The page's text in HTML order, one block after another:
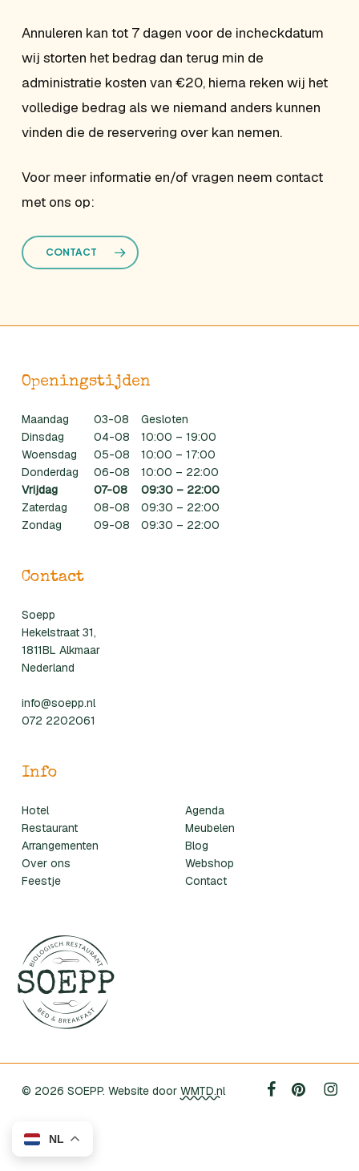
Annuleren kan tot 7 dagen voor de incheckdatum
wij storten het bedrag dan terug min de
administratie kosten van €20, hierna reken wij het
volledige bedrag als we niemand anders kunnen
vinden die de reservering over kan nemen.
Voor meer informatie en/of vragen neem contact
met ons op:
CONTACT
Openingstijden
Maandag 03-08
Gesloten
Dinsdag
04-08
10:00 – 19:00
Woensdag
05-08
10:00 – 17:00
Donderdag
06-08
10:00 – 22:00
Vrijdag
07-08
09:30 – 22:00
Zaterdag
08-08
09:30 – 22:00
Zondag
09-08 09:30 – 22:00
Contact
Soepp
Hekelstraat 31,
1811BL Alkmaar
Nederland
info@soepp.nl
072 2202061
Info
Hotel
Restaurant
Arrangementen
Over ons
Feestje
Agenda
Meubelen
Blog
Webshop
Contact
© 2026 SOEPP. Website door WMTD.nl facebookpinterest
NL